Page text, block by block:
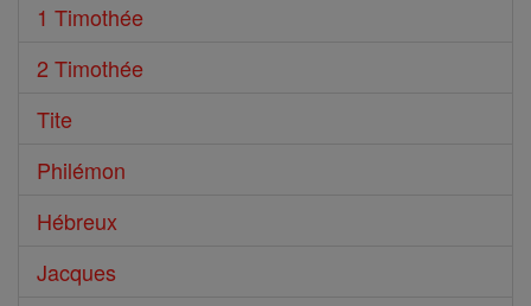
1 Timothée
2 Timothée
Tite
Philémon
Hébreux
Jacques